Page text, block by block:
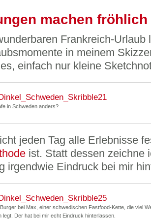
machen fröhlich
Frankreich-Urlaub
in meinem
einfach nur kleine
in Schweden anders?
jeden Tag alle Erlebnisse
ist. Statt dessen zeichne
irgendwie Eindruck bei mir
bei Max, einer schwedischen Fastfood-Kette, die viel
legt. Der hat bei mir echt Eindruck hinterlassen.